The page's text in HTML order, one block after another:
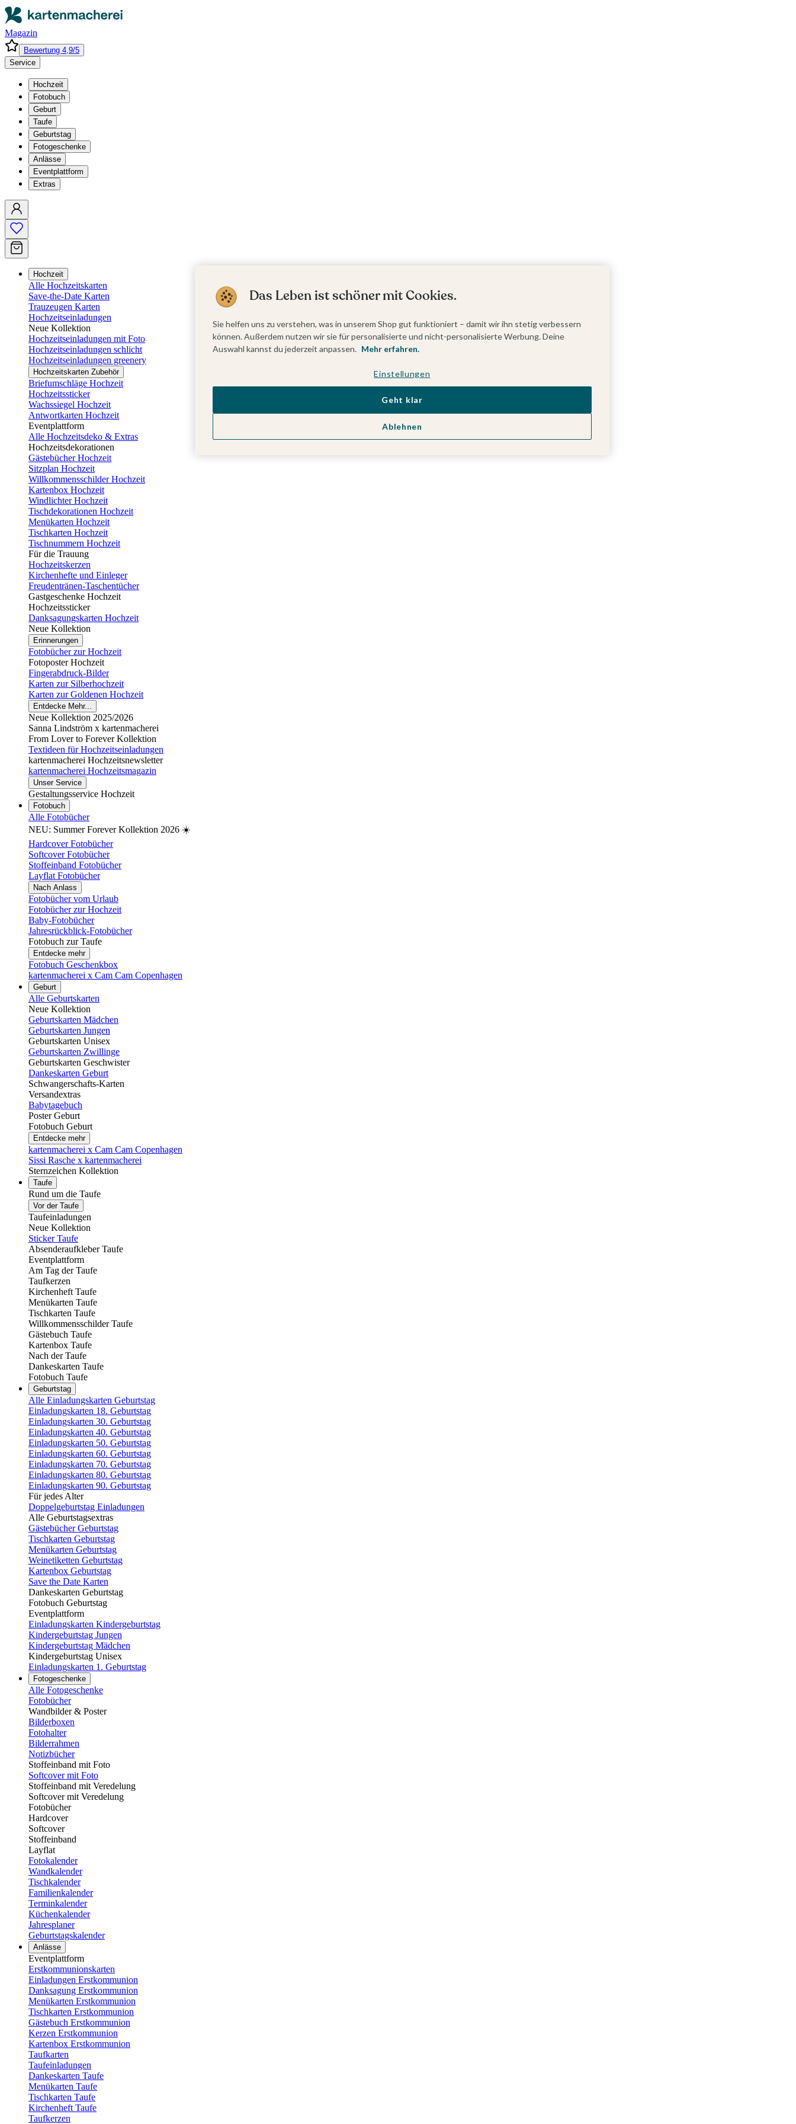
Magazin
Bewertung 4,9/5
Service
Hochzeit
Fotobuch
Geburt
Taufe
Geburtstag
Fotogeschenke
Anlässe
Eventplattform
Extras
Hochzeit
Alle Hochzeitskarten
Save-the-Date Karten
Trauzeugen Karten
Hochzeitseinladungen
Neue Kollektion
Hochzeitseinladungen mit Foto
Hochzeitseinladungen schlicht
Hochzeitseinladungen greenery
Hochzeitskarten Zubehör
Briefumschläge Hochzeit
Hochzeitssticker
Wachssiegel Hochzeit
Antwortkarten Hochzeit
Eventplattform
Alle Hochzeitsdeko & Extras
Hochzeitsdekorationen
Gästebücher Hochzeit
Sitzplan Hochzeit
Willkommensschilder Hochzeit
Kartenbox Hochzeit
Windlichter Hochzeit
Tischdekorationen Hochzeit
Menükarten Hochzeit
Tischkarten Hochzeit
Tischnummern Hochzeit
Für die Trauung
Hochzeitskerzen
Kirchenhefte und Einleger
Freudentränen-Taschentücher
Gastgeschenke Hochzeit
Hochzeitssticker
Danksagungskarten Hochzeit
Neue Kollektion
Erinnerungen
Fotobücher zur Hochzeit
Fotoposter Hochzeit
Fingerabdruck-Bilder
Karten zur Silberhochzeit
Karten zur Goldenen Hochzeit
Entdecke Mehr...
Neue Kollektion 2025/2026
Sanna Lindström x kartenmacherei
From Lover to Forever Kollektion
Textideen für Hochzeitseinladungen
kartenmacherei Hochzeitsnewsletter
kartenmacherei Hochzeitsmagazin
Unser Service
Gestaltungsservice Hochzeit
Fotobuch
Alle Fotobücher
NEU: Summer Forever Kollektion 2026 ☀️
Hardcover Fotobücher
Softcover Fotobücher
Stoffeinband Fotobücher
Layflat Fotobücher
Nach Anlass
Fotobücher vom Urlaub
Fotobücher zur Hochzeit
Baby-Fotobücher
Jahresrückblick-Fotobücher
Fotobuch zur Taufe
Entdecke mehr
Fotobuch Geschenkbox
kartenmacherei x Cam Cam Copenhagen
Geburt
Alle Geburtskarten
Neue Kollektion
Geburtskarten Mädchen
Geburtskarten Jungen
Geburtskarten Unisex
Geburtskarten Zwillinge
Geburtskarten Geschwister
Dankeskarten Geburt
Schwangerschafts-Karten
Versandextras
Babytagebuch
Poster Geburt
Fotobuch Geburt
Entdecke mehr
kartenmacherei x Cam Cam Copenhagen
Sissi Rasche x kartenmacherei
Sternzeichen Kollektion
Taufe
Rund um die Taufe
Vor der Taufe
Taufeinladungen
Neue Kollektion
Sticker Taufe
Absenderaufkleber Taufe
Eventplattform
Am Tag der Taufe
Taufkerzen
Kirchenheft Taufe
Menükarten Taufe
Tischkarten Taufe
Willkommensschilder Taufe
Gästebuch Taufe
Kartenbox Taufe
Nach der Taufe
Dankeskarten Taufe
Fotobuch Taufe
Geburtstag
Alle Einladungskarten Geburtstag
Einladungskarten 18. Geburtstag
Einladungskarten 30. Geburtstag
Einladungskarten 40. Geburtstag
Einladungskarten 50. Geburtstag
Einladungskarten 60. Geburtstag
Einladungskarten 70. Geburtstag
Einladungskarten 80. Geburtstag
Einladungskarten 90. Geburtstag
Für jedes Alter
Doppelgeburtstag Einladungen
Alle Geburtstagsextras
Gästebücher Geburtstag
Tischkarten Geburtstag
Menükarten Geburtstag
Weinetiketten Geburtstag
Kartenbox Geburtstag
Save the Date Karten
Dankeskarten Geburtstag
Fotobuch Geburtstag
Eventplattform
Einladungskarten Kindergeburtstag
Kindergeburtstag Jungen
Kindergeburtstag Mädchen
Kindergeburtstag Unisex
Einladungskarten 1. Geburtstag
Fotogeschenke
Alle Fotogeschenke
Fotobücher
Wandbilder & Poster
Bilderboxen
Fotohalter
Bilderrahmen
Notizbücher
Stoffeinband mit Foto
Softcover mit Foto
Stoffeinband mit Veredelung
Softcover mit Veredelung
Fotobücher
Hardcover
Softcover
Stoffeinband
Layflat
Fotokalender
Wandkalender
Tischkalender
Familienkalender
Terminkalender
Küchenkalender
Jahresplaner
Geburtstagskalender
Anlässe
Eventplattform
Erstkommunionskarten
Einladungen Erstkommunion
Danksagung Erstkommunion
Menükarten Erstkommunion
Tischkarten Erstkommunion
Gästebuch Erstkommunion
Kerzen Erstkommunion
Kartenbox Erstkommunion
Taufkarten
Taufeinladungen
Dankeskarten Taufe
Menükarten Taufe
Tischkarten Taufe
Kirchenheft Taufe
Taufkerzen
Das Leben ist schöner mit Cookies.
Sie helfen uns zu verstehen, was in unserem Shop gut funktioniert – damit wir ihn stetig verbessern
können. Außerdem nutzen wir sie für personalisierte und nicht-personalisierte Werbung. Deine
Auswahl kannst du jederzeit anpassen. Mehr erfahren.
Einstellungen
Ablehnen
Geht klar